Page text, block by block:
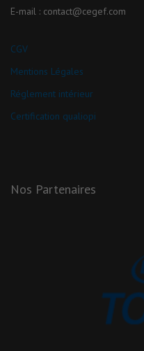
E-mail : contact@cegef.com
CGV
Mentions Légales
Réglement intérieur
Certification qualiopi
Nos Partenaires